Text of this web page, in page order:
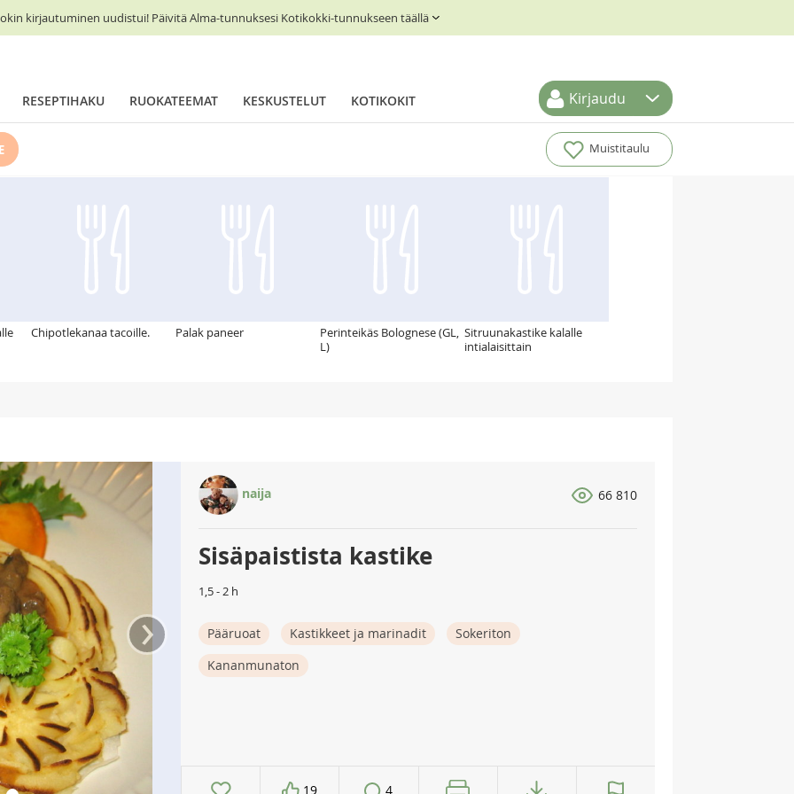
kirjautuminen uudistui! Päivitä Alma-tunnuksesi Kotikokki-tunnukseen täällä
RESEPTIHAKU RUOKATEEMAT KESKUSTELUT KOTIKOKIT Kirjaudu
Muistitaulu
Chipotlekanaa tacoille. Palak paneer
Perinteikäs Bolognese (GL,
L)
Sitruunakastike kalalle
intialaisittain
›
naija 66 810
Sisäpaistista kastike
1,5 - 2 h
Pääruoat Kastikkeet ja marinadit
Sokeriton
Kananmunaton
19 4